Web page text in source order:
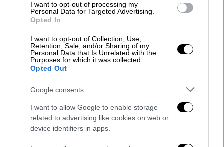
I want to opt-out of processing my
Personal Data for Targeted Advertising.
Opted In
I want to opt-out of Collection, Use,
Retention, Sale, and/or Sharing of my
Personal Data that Is Unrelated with the
Purposes for which it was collected.
Opted Out
Google consents
I want to allow Google to enable storage
related to advertising like cookies on web or
device identifiers in apps.
Βαρυμπόμπη: Τροχαίο με τραυματίες
στον Κηφισό - Μετ' εμποδίων η
κυκλοφορία
Κάτω από συνθήκες που ακόμη διερευνώνται
δύο νεαρές κοπέλες, ηλικίας 16 και 18 ετών,
δέχθηκαν στα πόδια σκάγια από όπλο,
πιθανώς από καραμπίνα.